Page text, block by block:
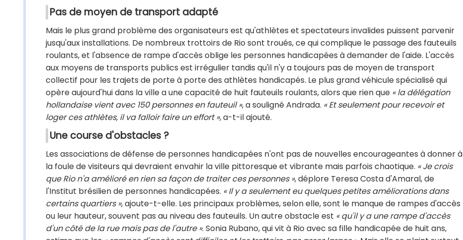
Pas de moyen de transport adapté
Mais le plus grand problème des organisateurs est qu'athlètes et spectateurs invalides puissent parvenir
jusqu'aux installations. De nombreux trottoirs de Rio sont troués, ce qui complique le passage des fauteuils
roulants, et l'absence de rampe d'accès oblige les personnes handicapées à demander de l'aide. L'accès
aux moyens de transports publics est irrégulier tandis qu'il n'y a toujours pas de moyen de transport
collectif pour les trajets de porte à porte des athlètes handicapés. Le plus grand véhicule spécialisé qui
opère aujourd'hui dans la ville a une capacité de huit fauteuils roulants, alors que rien que « la délégation
hollandaise vient avec 150 personnes en fauteuil », a souligné Andrada. « Et seulement pour recevoir et
loger ces athlètes, il va falloir faire un effort », a-t-il ajouté.
Une course d'obstacles ?
Les associations de défense de personnes handicapées n'ont pas de nouvelles encourageantes à donner à
la foule de visiteurs qui devraient envahir la ville pittoresque et vibrante mais parfois chaotique. « Je crois
que Rio n'a amélioré en rien sa façon de traiter ces personnes », déplore Teresa Costa d'Amaral, de
l'Institut brésilien de personnes handicapées. « Il y a seulement eu quelques petites améliorations dans
certains quartiers », ajoute-t-elle. Les principaux problèmes, selon elle, sont le manque de rampes d'accès
ou leur hauteur, souvent pas au niveau des fauteuils. Un autre obstacle est « qu'il y a une rampe d'accès
d'un côté de la rue mais pas de l'autre ». Sonia Rubano, qui vit à Rio avec sa fille handicapée de huit ans,